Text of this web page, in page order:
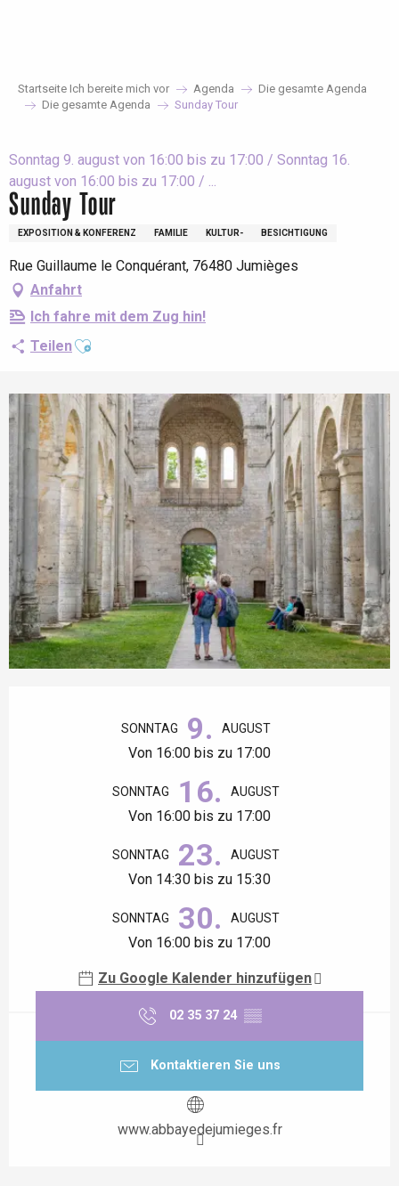
Startseite Ich bereite mich vor Agenda
Die gesamte Agenda
Die gesamte Agenda
Sunday Tour
Sonntag 9. august von 16:00 bis zu 17:00 / Sonntag 16.
august von 16:00 bis zu 17:00 / ...
Sunday Tour
EXPOSITION & KONFERENZ FAMILIE KULTUR- BESICHTIGUNG
Rue Guillaume le Conquérant, 76480 Jumièges
Anfahrt
Ich fahre mit dem Zug hin!
TeilenAjouter aux favoris
SONNTAG 9. AUGUST
Von 16:00 bis zu 17:00
SONNTAG 16. AUGUST
Von 16:00 bis zu 17:00
SONNTAG 23. AUGUST
Von 14:30 bis zu 15:30
SONNTAG 30. AUGUST
Von 16:00 bis zu 17:00
Zu Google Kalender hinzufügen
02 35 37 24 ▒▒
Kontaktieren Sie uns
www.abbayedejumieges.fr